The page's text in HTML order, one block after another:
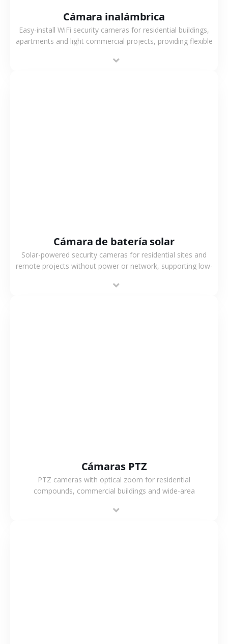
Cámara inalámbrica
Easy-install WiFi security cameras for residential buildings,
apartments and light commercial projects, providing flexible
Cámara de batería solar
Solar-powered security cameras for residential sites and
remote projects without power or network, supporting low-
monitoring.
Cámaras PTZ
PTZ cameras with optical zoom for residential
compounds, commercial buildings and wide-area
flexible coverage.